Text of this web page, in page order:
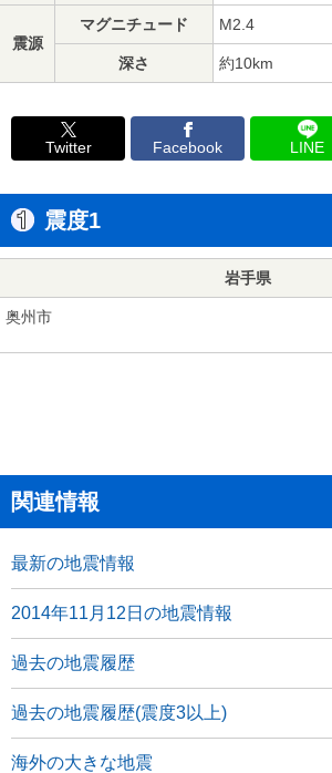
震源
マグニチュード M2.4
深さ 約10km
Twitter Facebook LINE
震度1
岩手県
奥州市
関連情報
最新の地震情報
2014年11月12日の地震情報
過去の地震履歴
過去の地震履歴(震度3以上)
海外の大きな地震